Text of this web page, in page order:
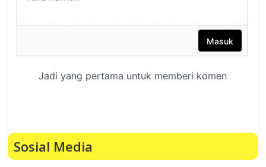
Sosial Media